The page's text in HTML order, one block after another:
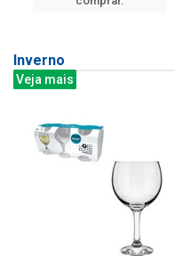
Inverno
Veja mais